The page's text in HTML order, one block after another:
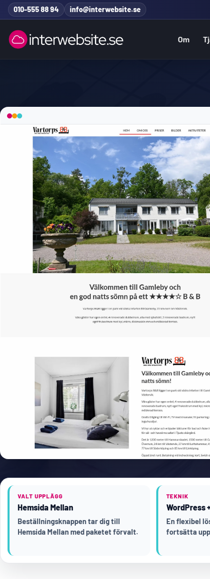
Hoppa till innehåll
010-555 88 94 info@interwebsite.se
Om
VALT UPPLÄGG
Hemsida Mellan
Beställningsknappen tar dig till
Hemsida Mellan med paketet förvalt.
TEKNIK
WordPress
En flexibel
fortsätta